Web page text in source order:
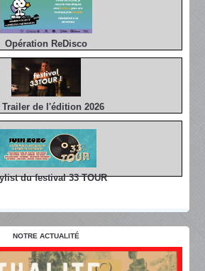
Opération ReDisco
Trailer de l'édition 2026
du festival 33 TOUR
NOTRE ACTUALITÉ